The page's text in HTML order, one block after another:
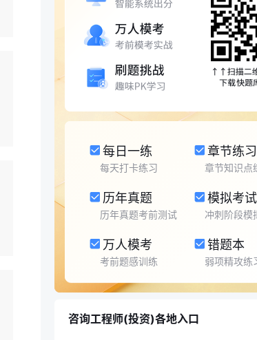
每日一练
每天打卡练习
章节练习
章节知识点
历年真题
历年真题考前测试
模拟考试
冲刺阶段模
万人模考
考前题感训练
错题本
弱项精攻练
咨询工程师(投资)各地入口